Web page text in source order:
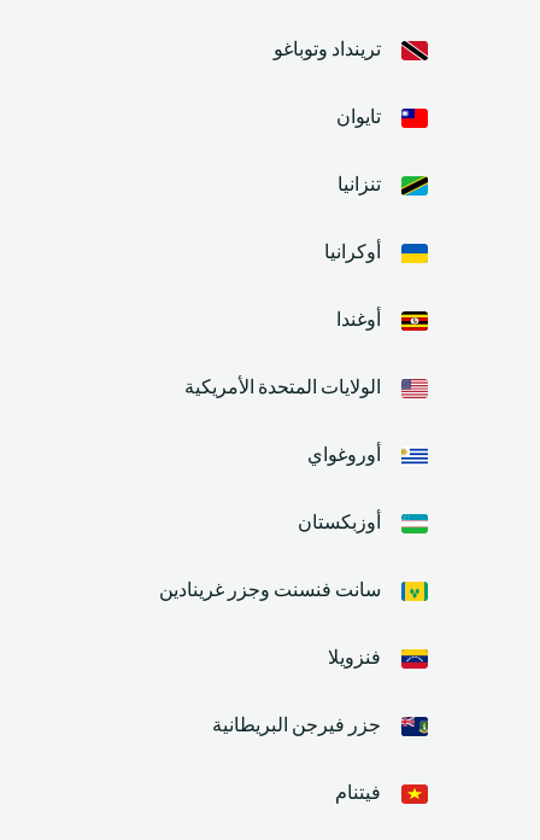
ترينداد وتوباغو
تايوان
تنزانيا
أوكرانيا
أوغندا
الولايات المتحدة الأمريكية
أوروغواي
أوزبكستان
سانت فنسنت وجزر غرينادين
فنزويلا
جزر فيرجن البريطانية
فيتنام